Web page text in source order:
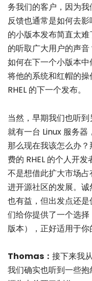
务我们的客户，因为我
反馈也通常是如何去影
的小版本发布简直太
的听取广大用户的声
如何在下一个小版本
将他的系统和红帽的
RHEL 的下一个发布。
当然，早期我们也听
就有一台 Linux 服务器
那么现在我该怎么办
费的 RHEL 的个人开
不是想借此扩大市场
进开源社区的发展。
也有益，但出发点还
们给你提供了一个选
版本），正好适用于你
Thomas： 接下来我
我们确实也听到一些